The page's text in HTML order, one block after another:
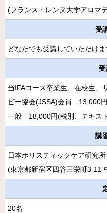
(フランス・レンヌ大学アロマ
受
どなたでも受講していただけま
当IFAコース卒業生、在校生、
ピー協会(JSSA)会員 13,000
一般 18,000円(税別、テキス
講
日本ホリスティックケア研究所
(東京都新宿区四谷三栄町3-11
20名
メディカルアロマとは
卒業生の活動
卒業生の医療福祉への導入
病院のアロマ施術日誌